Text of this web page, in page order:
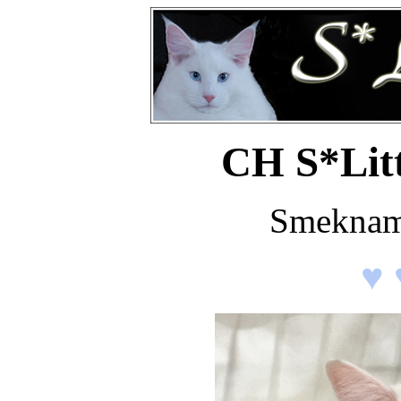
CH
♥